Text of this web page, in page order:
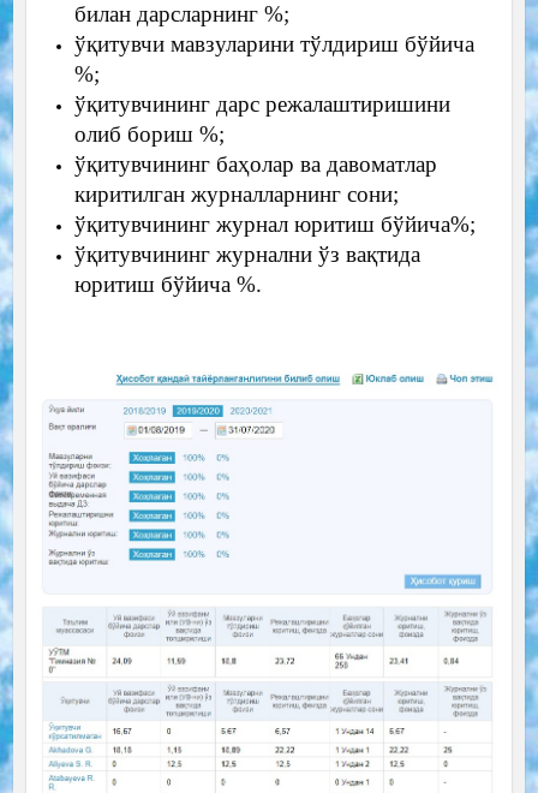
билан дарсларнинг %;
ўқитувчи мавзуларини тўлдириш бўйича
%;
ўқитувчининг дарс режалаштиришини
олиб бориш %;
ўқитувчининг баҳолар ва давоматлар
киритилган журналларнинг сони;
ўқитувчининг журнал юритиш бўйича%;
ўқитувчининг журнални ўз вақтида
юритиш бўйича %.